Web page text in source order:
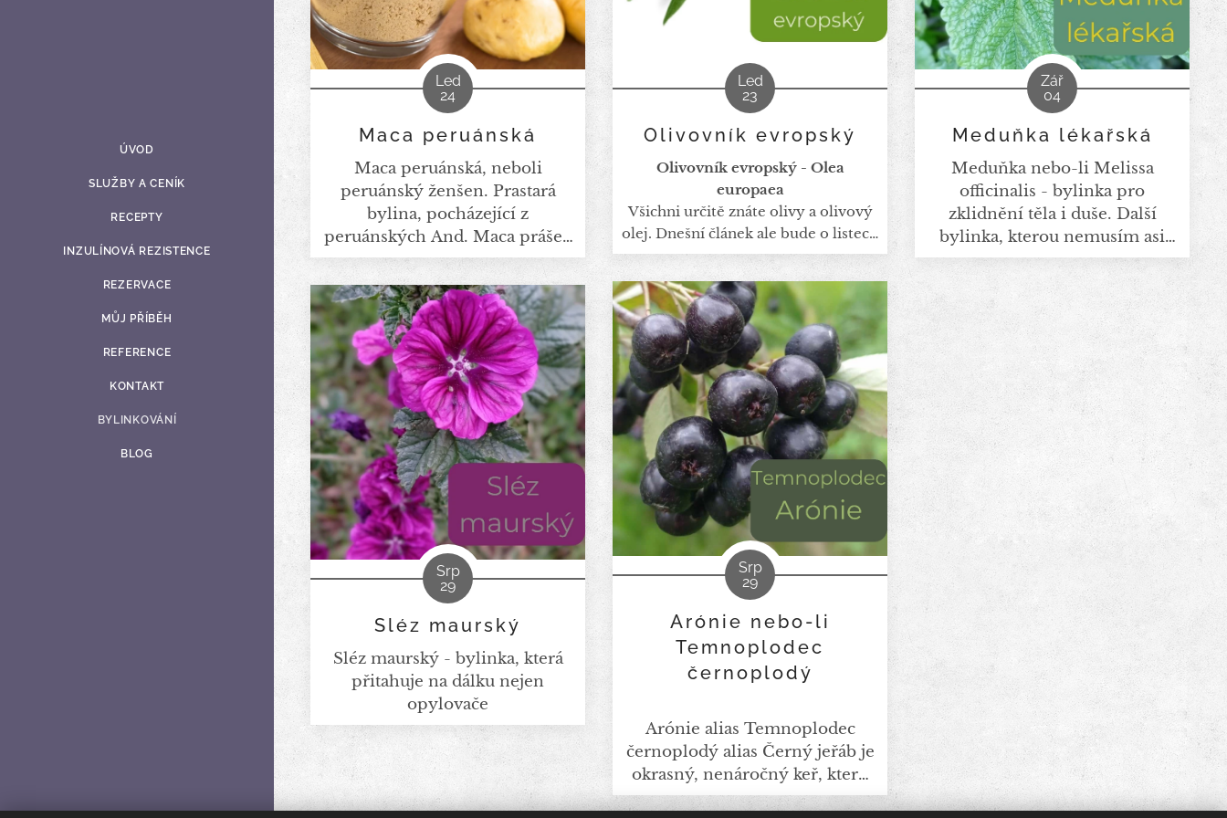
ÚVOD
SLUŽBY A CENÍK
RECEPTY
INZULÍNOVÁ REZISTENCE
REZERVACE
MŮJ PŘÍBĚH
REFERENCE
KONTAKT
BYLINKOVÁNÍ
BLOG
Led
24
Maca peruánská
Maca peruánská, neboli
peruánský ženšen. Prastará
bylina, pocházející z
peruánských And. Maca prášek
obsahuje vlákninu,
aminokyseliny, vitamíny a
minerály. Obsahuje také další
bioaktivní sloučeniny a
antioxidanty, včetně alkaloidů,
které jsou zodpovědné za
mnoho výhod tohoto prášku.
Led
23
Olivovník evropský
Olivovník evropský - Olea
europaea
Všichni určitě znáte olivy a olivový
olej. Dnešní článek ale bude o listech
této úžasné rostliny. Možná jste
nevěděli, že i listy mají mnoho
prospěšných účinků na naše zdraví:
🌿antioxidační účinky - listy
obsahují polyfenoly oleuropein,
které mají silné antioxidační účinky
- chrání naše tělo před volnými
radikály
...
Zář
04
Meduňka lékařská
Meduňka nebo-li Melissa
officinalis - bylinka pro
zklidnění těla i duše. Další
bylinka, kterou nemusím asi
zdlouhavě představovat,
nicméně možná jste měli stejně
jako já meduňku
zaškatulkovanou "pouze" jako
uklidňující, vhodnou před
spaním. Ona toho ale umí
daleko více.
Srp
29
Sléz maurský
Sléz maurský - bylinka, která
přitahuje na dálku nejen
opylovače
Srp
29
Arónie nebo-li
Temnoplodec
černoplodý
Arónie alias Temnoplodec
černoplodý alias Černý jeřáb je
okrasný, nenáročný keř, který
vám ozdobí zahradu nebo jedlý